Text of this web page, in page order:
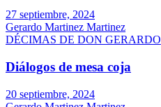
27 septiembre, 2024
Gerardo Martinez Martinez
DÉCIMAS DE DON GERARDO
Diálogos de mesa coja
20 septiembre, 2024